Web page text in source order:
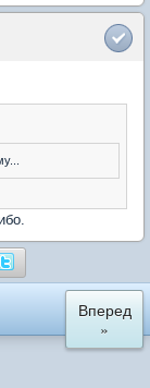
Вперед
»